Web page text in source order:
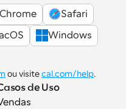
Chrome
Safari
Windows
ou visite cal.com/help.
de Uso